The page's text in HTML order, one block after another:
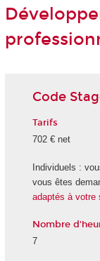
Code
Tarifs
702 € net
Individuels :
vous êtes
adaptés à votre
Nombre
7